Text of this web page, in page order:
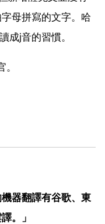
母拼寫的文字。哈
成j音的習慣。
機器翻譯有谷歌、東
。」